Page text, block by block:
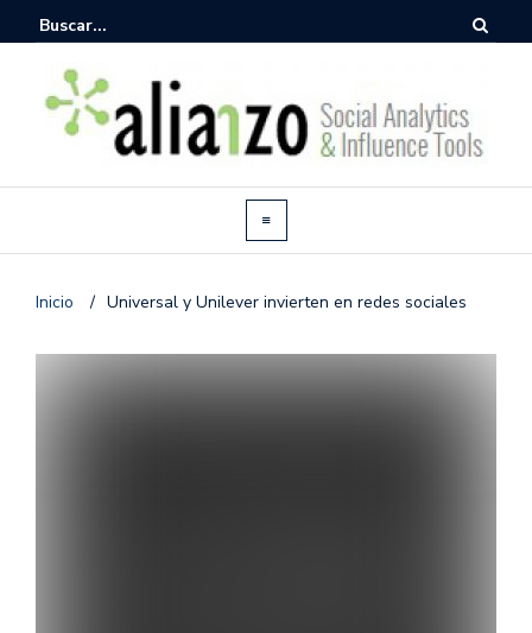
Inicio / Universal y Unilever invierten en redes sociales